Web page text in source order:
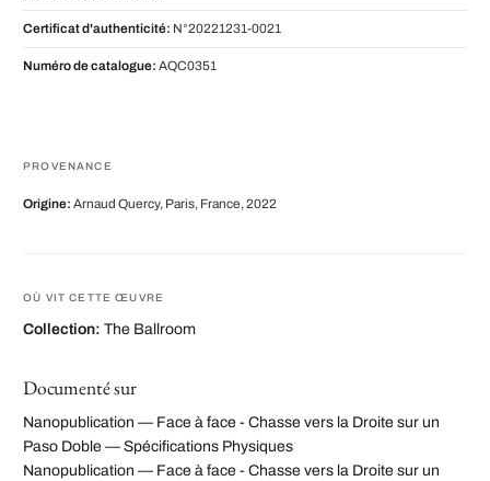
Certificat d'authenticité: N°20221231-0021
Numéro de catalogue: AQC0351
PROVENANCE
Origine: Arnaud Quercy, Paris, France, 2022
OÙ VIT CETTE ŒUVRE
Collection: The Ballroom
Documenté sur
Nanopublication — Face à face - Chasse vers la Droite sur un
Paso Doble — Spécifications Physiques
Nanopublication — Face à face - Chasse vers la Droite sur un